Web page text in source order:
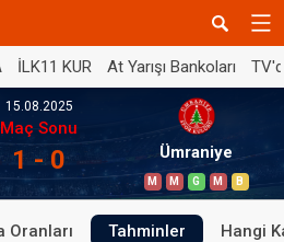
İLK11 KUR At Yarışı Bankoları
15.08.2025
Maç Sonu
1 - 0 Ümraniye
M M G M B
Oranları Tahminler Hangi